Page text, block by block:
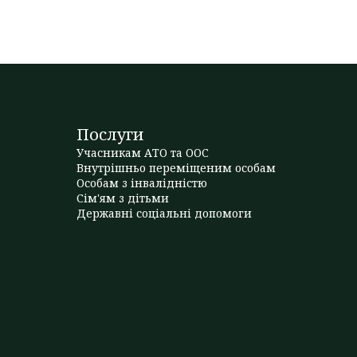
Послуги
Учасникам АТО та ООС
Внутрішньо переміщеним особам
Особам з інвалідністю
Сім'ям з дітьми
Державні соціальні допомоги